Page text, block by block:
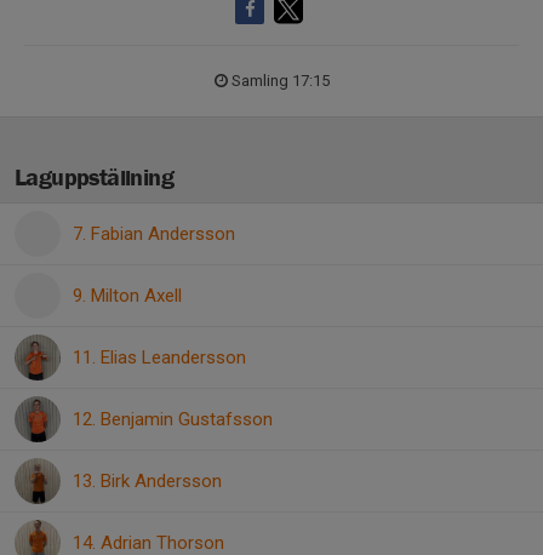
Samling 17:15
Laguppställning
7. Fabian Andersson
9. Milton Axell
11. Elias Leandersson
12. Benjamin Gustafsson
13. Birk Andersson
14. Adrian Thorson